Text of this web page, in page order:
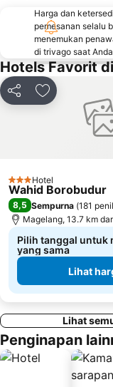
Harga dan
pemesanan selalu
menemukan
di trivago saat
Hotels Favorit
BagikanTambahkan
3 Bintang
Hotel
Wahid Borobudur
8,5 Sempurna (181
Magelang, 13.7 km
Pilih tanggal untuk
yang sama
Lihat
Lihat
Penginapan